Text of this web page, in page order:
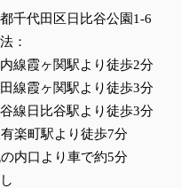
千代田区日比谷公園1-6
：
線霞ヶ関駅より徒歩2分
線霞ヶ関駅より徒歩3分
線日比谷駅より徒歩3分
楽町駅より徒歩7分
内口より車で約5分